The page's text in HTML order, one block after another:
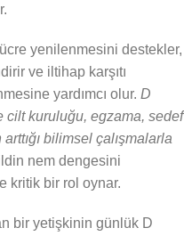
yenilenmesini destekler,
ve iltihap karşıtı
yardımcı olur. D
kuruluğu, egzama, sedef
bilimsel çalışmalarla
nem dengesini
kritik bir rol oynar.
bir yetişkinin günlük D